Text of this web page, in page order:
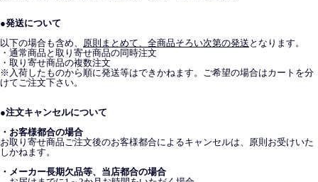
●発送について
以下の場合も含め、 原則まとめて、全商品そろい次第の発送 となります。
・通常商品と取り寄せ商品の同時注文
・取り寄せ商品の複数注文
※入荷したものから順に発送等はできかねます。ご希望の場合はカートを分
けてご注文下さい。
●注文キャンセルについて
・お客様都合の場合
お取り寄せ商品ご注文後のお客様都合によるキャンセルは、原則お受けいた
しかねます。
・メーカー長期欠品等、当店都合の場合